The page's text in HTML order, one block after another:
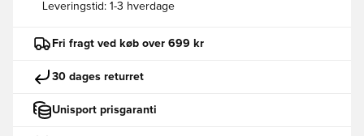
Leveringstid: 1-3 hverdage
Fri fragt ved køb over 699 kr
30 dages returret
Unisport prisgaranti